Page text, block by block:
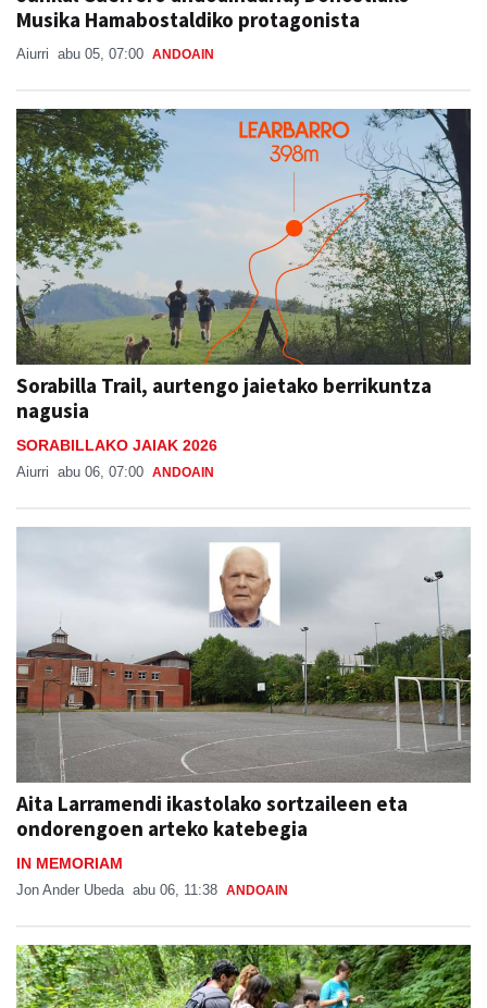
Musika Hamabostaldiko protagonista
Aiurri abu 05, 07:00 ANDOAIN
Sorabilla Trail, aurtengo jaietako berrikuntza
nagusia
SORABILLAKO JAIAK 2026
Aiurri abu 06, 07:00 ANDOAIN
Aita Larramendi ikastolako sortzaileen eta
ondorengoen arteko katebegia
IN MEMORIAM
Jon Ander Ubeda abu 06, 11:38 ANDOAIN